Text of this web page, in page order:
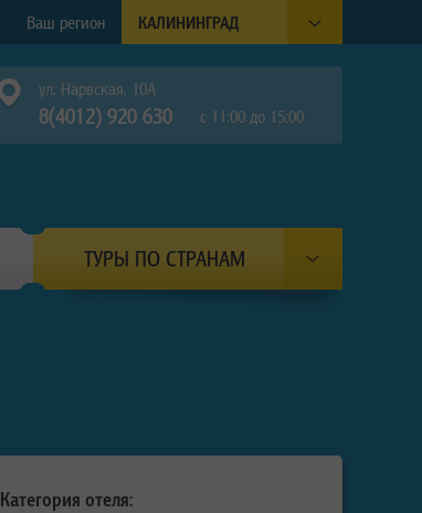
КАЛИНИНГРАД
Ваш регион
ТУРЫ ПО СТРАНАМ
ул. Нарвская, 10А
с 11:00 до 15:00
8(4012) 920 630
Категория отеля: